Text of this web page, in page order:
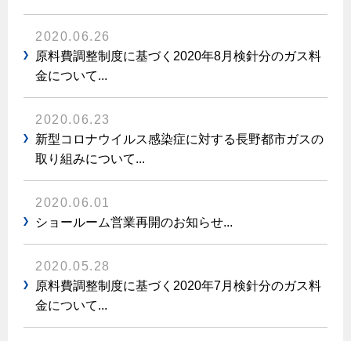
インターネット受付
2020.06.26
原料費調整制度に基づく2020年8月検針分のガス料
金について...
2020.06.23
新型コロナウイルス感染症に対する長野都市ガスの
取り組みについて...
2020.06.01
ショールーム営業再開のお知らせ...
2020.05.28
原料費調整制度に基づく2020年7月検針分のガス料
金について...